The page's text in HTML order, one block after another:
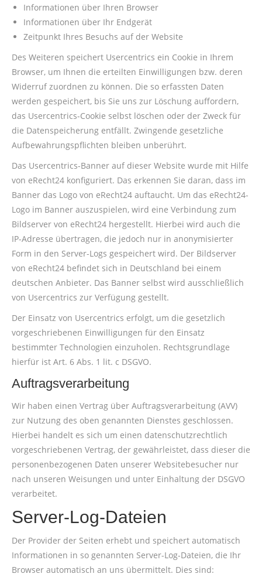
Informationen über Ihren Browser
Informationen über Ihr Endgerät
Zeitpunkt Ihres Besuchs auf der Website
Des Weiteren speichert Usercentrics ein Cookie in Ihrem
Browser, um Ihnen die erteilten Einwilligungen bzw. deren
Widerruf zuordnen zu können. Die so erfassten Daten
werden gespeichert, bis Sie uns zur Löschung auffordern,
das Usercentrics-Cookie selbst löschen oder der Zweck für
die Datenspeicherung entfällt. Zwingende gesetzliche
Aufbewahrungspflichten bleiben unberührt.
Das Usercentrics-Banner auf dieser Website wurde mit Hilfe
von eRecht24 konfiguriert. Das erkennen Sie daran, dass im
Banner das Logo von eRecht24 auftaucht. Um das eRecht24-
Logo im Banner auszuspielen, wird eine Verbindung zum
Bildserver von eRecht24 hergestellt. Hierbei wird auch die
IP-Adresse übertragen, die jedoch nur in anonymisierter
Form in den Server-Logs gespeichert wird. Der Bildserver
von eRecht24 befindet sich in Deutschland bei einem
deutschen Anbieter. Das Banner selbst wird ausschließlich
von Usercentrics zur Verfügung gestellt.
Der Einsatz von Usercentrics erfolgt, um die gesetzlich
vorgeschriebenen Einwilligungen für den Einsatz
bestimmter Technologien einzuholen. Rechtsgrundlage
hierfür ist Art. 6 Abs. 1 lit. c DSGVO.
Auftragsverarbeitung
Wir haben einen Vertrag über Auftragsverarbeitung (AVV)
zur Nutzung des oben genannten Dienstes geschlossen.
Hierbei handelt es sich um einen datenschutzrechtlich
vorgeschriebenen Vertrag, der gewährleistet, dass dieser die
personenbezogenen Daten unserer Websitebesucher nur
nach unseren Weisungen und unter Einhaltung der DSGVO
verarbeitet.
Server-Log-Dateien
Der Provider der Seiten erhebt und speichert automatisch
Informationen in so genannten Server-Log-Dateien, die Ihr
Browser automatisch an uns übermittelt. Dies sind: